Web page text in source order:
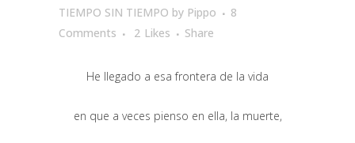
TIEMPO SIN TIEMPO by Pippo
8
Comments
2 Likes Share
He llegado a esa frontera de la vida
en que a veces pienso en ella, la muerte,